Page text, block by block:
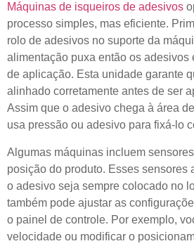
Máquinas de isqueiros de adesivos
processo simples, mas eficiente.
rolo de adesivos no suporte da
alimentação puxa então os adesivos
de aplicação. Esta unidade garante
alinhado corretamente antes de ser
Assim que o adesivo chega à área
usa pressão ou adesivo para fixá-lo
Algumas máquinas incluem
posição do produto. Esses sensores
o adesivo seja sempre colocado no
também pode ajustar as
o painel de controle. Por exemplo,
velocidade ou modificar o